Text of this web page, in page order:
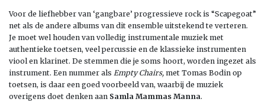
Voor de liefhebber van ‘gangbare’ progressieve rock is “Scapegoat”
net als de andere albums van dit ensemble uitstekend te verteren.
Je moet wel houden van volledig instrumentale muziek met
authentieke toetsen, veel percussie en de klassieke instrumenten
viool en klarinet. De stemmen die je soms hoort, worden ingezet als
instrument. Een nummer als Empty Chairs, met Tomas Bodin op
toetsen, is daar een goed voorbeeld van, waarbij de muziek
overigens doet denken aan Samla Mammas Manna.